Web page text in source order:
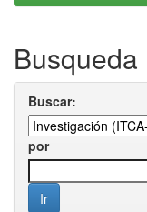
Busqueda
Buscar:
por